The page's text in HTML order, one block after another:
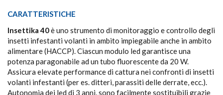
CARATTERISTICHE
Insettika 40è uno strumento di monitoraggio e controllo degli
insetti infestanti volanti in ambito impiegabile anche in ambito
alimentare (HACCP). Ciascun modulo led garantisce una
potenza paragonabile ad un tubo fluorescente da 20 W.
Assicura elevate performance di cattura nei confronti di insetti
volanti infestanti (per es. ditteri, parassiti delle derrate, ecc.).
Autonomia dei led di 3 anni, sono facilmente sostituibili grazie